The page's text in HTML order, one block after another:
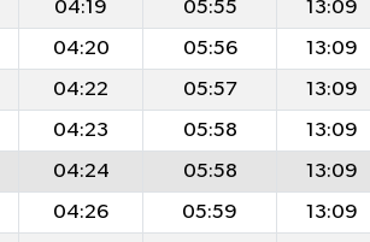
04:19 05:55 13:09
04:20 05:56 13:09
04:22 05:57 13:09
04:23 05:58 13:09
04:24 05:58 13:09
04:26 05:59 13:09